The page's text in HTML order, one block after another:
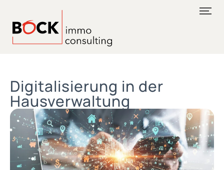
Digitalisierung in der
Hausverwaltung